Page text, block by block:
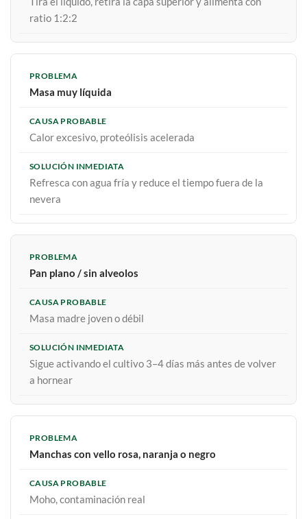
ratio 1:2:2
Masa muy líquida
Calor excesivo, proteólisis acelerada
Refresca con agua fría y reduce el tiempo fuera de la
nevera
Pan plano / sin alveolos
Masa madre joven o débil
Sigue activando el cultivo 3–4 días más antes de volver
a hornear
Manchas con vello rosa, naranja o negro
Moho, contaminación real